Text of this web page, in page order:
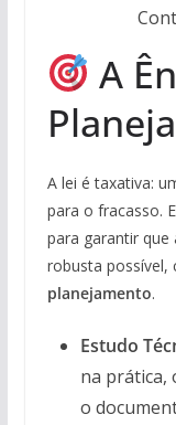
A
A lei é taxativa:
para o fracasso.
para garantir que
robusta possível,
planejamento.
Estudo
na prática,
o